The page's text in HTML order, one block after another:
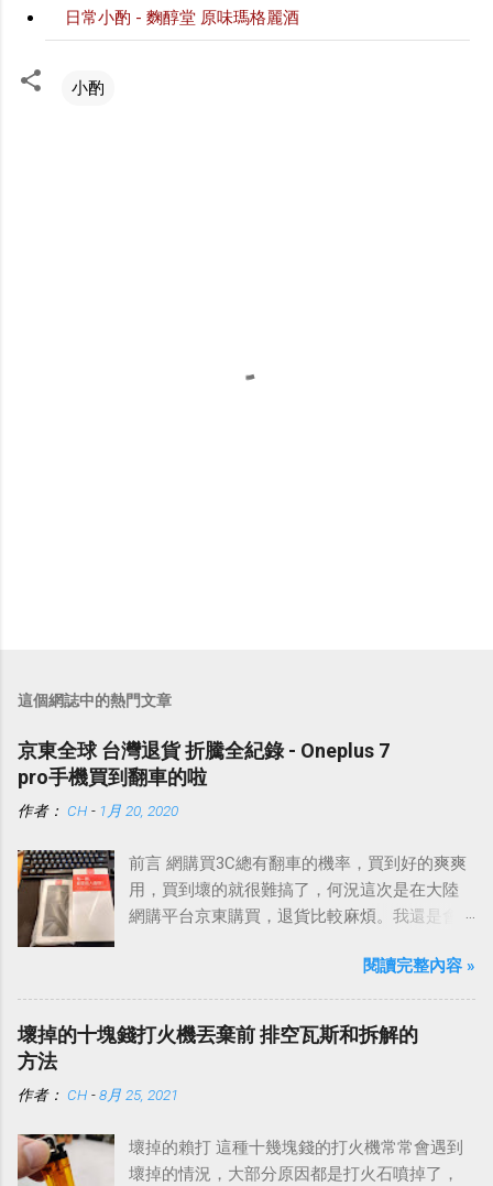
日常小酌 - 麴醇堂 原味瑪格麗酒
小酌
這個網誌中的熱門文章
京東全球 台灣退貨 折騰全紀錄 - Oneplus 7
pro手機買到翻車的啦
作者： CH - 1月 20, 2020
前言 網購買3C總有翻車的機率，買到好的爽爽
用，買到壞的就很難搞了，何況這次是在大陸
網購平台京東購買，退貨比較麻煩。我還是會
永遠希望遇到的不要是我，但是真的碰到了，
就看要怎麼應對、處理，平心靜氣地去面對就
好了。
閱讀完整內容 »
壞掉的十塊錢打火機丟棄前 排空瓦斯和拆解的
方法
作者： CH -8月 25, 2021
壞掉的賴打 這種十幾塊錢的打火機常常會遇到
壞掉的情況，大部分原因都是打火石噴掉了，